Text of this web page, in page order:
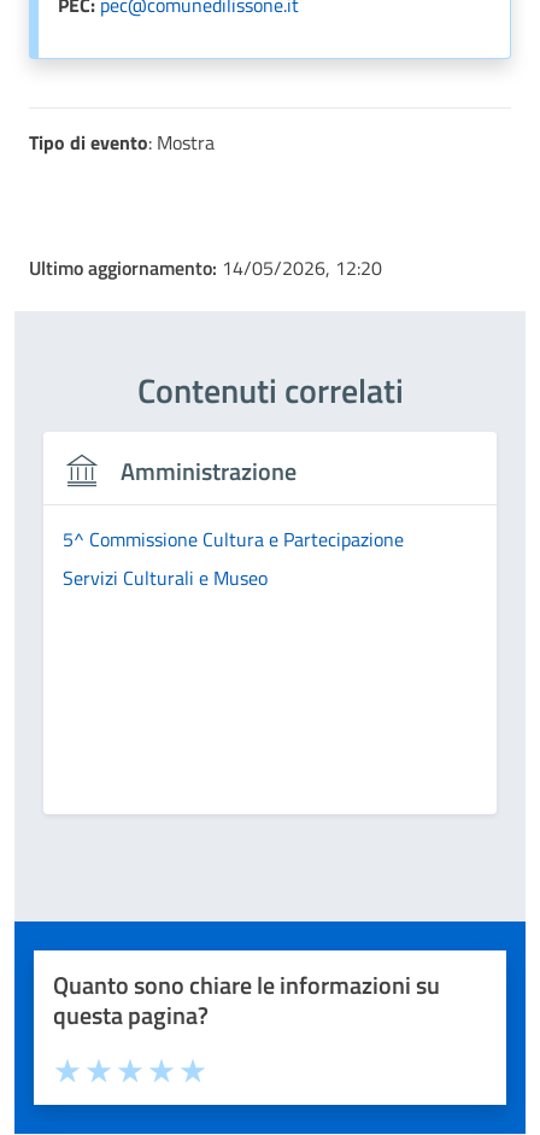
Tipo di evento: Mostra
Ultimo aggiornamento: 14/05/2026, 12:20
Contenuti correlati
Amministrazione
5^ Commissione Cultura e Partecipazione
Servizi Culturali e Museo
Quanto sono chiare le informazioni su
questa pagina?
Valuta 5 stelle su 5
Valuta 4 stelle su 5
Valuta 3 stelle su 5
Valuta 2 stelle su 5
Valuta 1 stelle su 5